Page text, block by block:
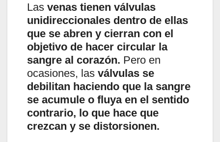
Las venas tienen válvulas
unidireccionales dentro de ellas
que se abren y cierran con el
objetivo de hacer circular la
sangre al corazón. Pero en
ocasiones, las válvulas se
debilitan haciendo que la sangre
se acumule o fluya en el sentido
contrario, lo que hace que
crezcan y se distorsionen.